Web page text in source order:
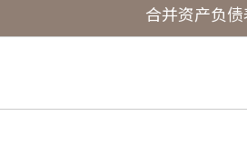
合并资产负债